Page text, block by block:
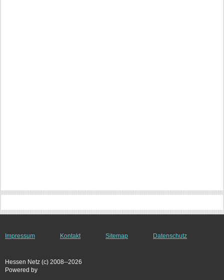
Impressum Kontakt Sitemap Datenschutz
Hessen Netz (c) 2008--2026
Powered by